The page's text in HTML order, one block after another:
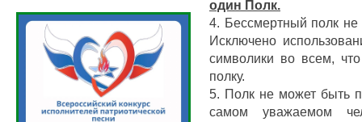
один Полк.
4. Бессмертный полк
Исключено
символики во всем,
полку.
5. Полк не может быть
самом уважаемом